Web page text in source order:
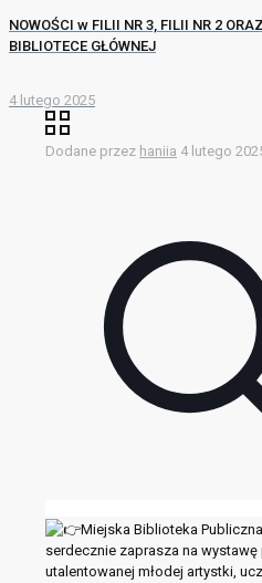
NOWOŚCI w FILII NR 3, FILII NR 2
BIBLIOTECE GŁÓWNEJ
4 lutego 2025
Dodane przez haniia 4 lutego
Miejska Biblioteka
serdecznie zaprasza na
utalentowanej młodej artystki,